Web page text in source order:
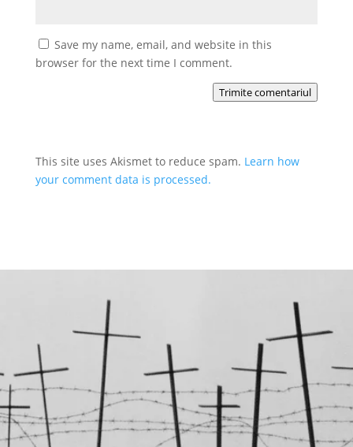
Save my name, email, and website in this
browser for the next time I comment.
Trimite comentariul
This site uses Akismet to reduce spam. Learn how
your comment data is processed.